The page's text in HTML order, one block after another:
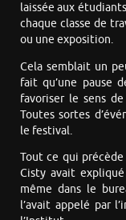
laissée aux
chaque classe de
ou une exposition.
Cela semblait un
fait qu’une pause
favoriser le sens
Toutes sortes
le festival.
Tout ce qui
Cisty avait
même dans le
l’avait appelé par